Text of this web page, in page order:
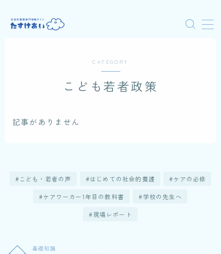
CATEGORY
こども若者政策
記事がありません
こども・若者の声 はじめての社会的養護 ケアの必修
ケアワーカー1年目の教科書 学校の先生へ
現場レポート
基礎知識